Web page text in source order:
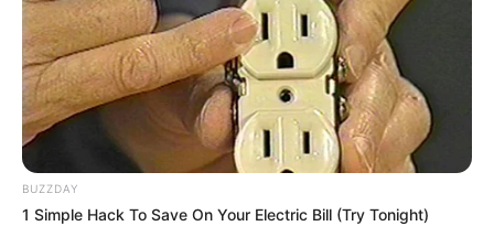
BUZZDAY
1 Simple Hack To Save On Your Electric Bill (Try Tonight)